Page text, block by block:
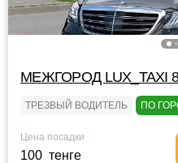
МЕЖГОРОД LUX_TAXI
ТРЕЗВЫЙ ВОДИТЕЛЬ ПО
Цена посадки
100 тенге